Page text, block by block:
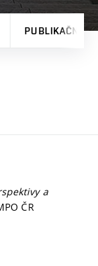
PUBLIKAČNÍ
a
ČR